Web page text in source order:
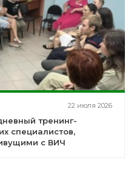
22 июля 2026
тренинг-
специалистов,
с ВИЧ